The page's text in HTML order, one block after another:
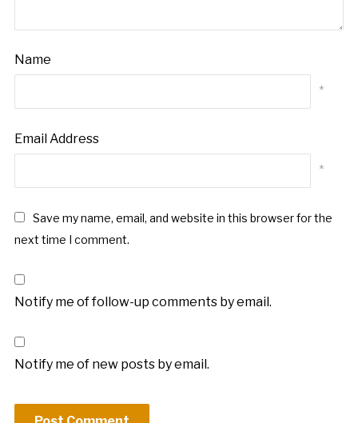
Name
*
Email Address
*
Save my name, email, and website in this browser for the
next time I comment.
Notify me of follow-up comments by email.
Notify me of new posts by email.